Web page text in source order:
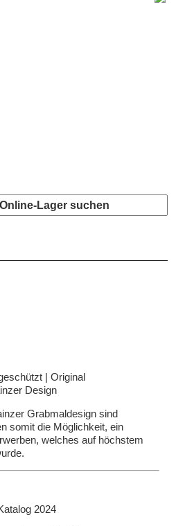
Lager suchen
Grabmaldesign sind
somit die Möglichkeit, ein
welches auf höchstem